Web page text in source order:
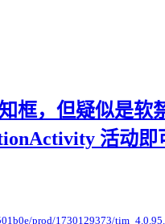
框，但疑似是
活动即
prod/1730129373/